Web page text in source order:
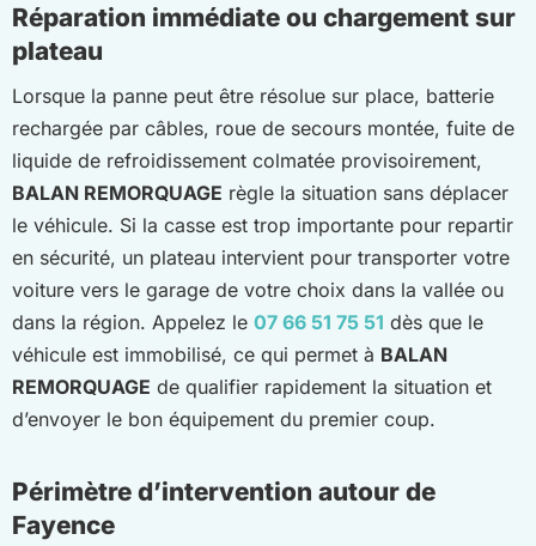
Réparation immédiate ou chargement sur
plateau
Lorsque la panne peut être résolue sur place, batterie
rechargée par câbles, roue de secours montée, fuite de
liquide de refroidissement colmatée provisoirement,
BALAN REMORQUAGE règle la situation sans déplacer
le véhicule. Si la casse est trop importante pour repartir
en sécurité, un plateau intervient pour transporter votre
voiture vers le garage de votre choix dans la vallée ou
dans la région. Appelez le 07 66 51 75 51 dès que le
véhicule est immobilisé, ce qui permet à BALAN
REMORQUAGE de qualifier rapidement la situation et
d’envoyer le bon équipement du premier coup.
Périmètre d’intervention autour de
Fayence